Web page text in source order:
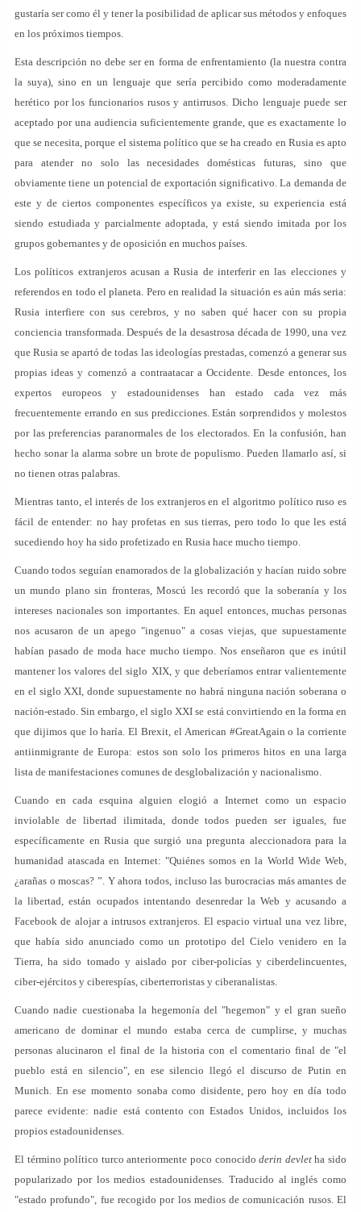
gustaría ser como él y tener la posibilidad de aplicar sus métodos y enfoques
en los próximos tiempos.
Esta descripción no debe ser en forma de enfrentamiento (la nuestra contra
la suya), sino en un lenguaje que sería percibido como moderadamente
herético por los funcionarios rusos y antirrusos. Dicho lenguaje puede ser
aceptado por una audiencia suficientemente grande, que es exactamente lo
que se necesita, porque el sistema político que se ha creado en Rusia es apto
para atender no solo las necesidades domésticas futuras, sino que
obviamente tiene un potencial de exportación significativo. La demanda de
este y de ciertos componentes específicos ya existe, su experiencia está
siendo estudiada y parcialmente adoptada, y está siendo imitada por los
grupos gobernantes y de oposición en muchos países.
Los políticos extranjeros acusan a Rusia de interferir en las elecciones y
referendos en todo el planeta. Pero en realidad la situación es aún más seria:
Rusia interfiere con sus cerebros, y no saben qué hacer con su propia
conciencia transformada. Después de la desastrosa década de 1990, una vez
que Rusia se apartó de todas las ideologías prestadas, comenzó a generar sus
propias ideas y comenzó a contraatacar a Occidente. Desde entonces, los
expertos europeos y estadounidenses han estado cada vez más
frecuentemente errando en sus predicciones. Están sorprendidos y molestos
por las preferencias paranormales de los electorados. En la confusión, han
hecho sonar la alarma sobre un brote de populismo. Pueden llamarlo así, si
no tienen otras palabras.
Mientras tanto, el interés de los extranjeros en el algoritmo político ruso es
fácil de entender: no hay profetas en sus tierras, pero todo lo que les está
sucediendo hoy ha sido profetizado en Rusia hace mucho tiempo.
Cuando todos seguían enamorados de la globalización y hacían ruido sobre
un mundo plano sin fronteras, Moscú les recordó que la soberanía y los
intereses nacionales son importantes. En aquel entonces, muchas personas
nos acusaron de un apego "ingenuo" a cosas viejas, que supuestamente
habían pasado de moda hace mucho tiempo. Nos enseñaron que es inútil
mantener los valores del siglo XIX, y que deberíamos entrar valientemente
en el siglo XXI, donde supuestamente no habrá ninguna nación soberana o
nación-estado. Sin embargo, el siglo XXI se está convirtiendo en la forma en
que dijimos que lo haría. El Brexit, el American #GreatAgain o la corriente
antiinmigrante de Europa: estos son solo los primeros hitos en una larga
lista de manifestaciones comunes de desglobalización y nacionalismo.
Cuando en cada esquina alguien elogió a Internet como un espacio
inviolable de libertad ilimitada, donde todos pueden ser iguales, fue
específicamente en Rusia que surgió una pregunta aleccionadora para la
humanidad atascada en Internet: "Quiénes somos en la World Wide Web,
¿arañas o moscas? ”. Y ahora todos, incluso las burocracias más amantes de
la libertad, están ocupados intentando desenredar la Web y acusando a
Facebook de alojar a intrusos extranjeros. El espacio virtual una vez libre,
que había sido anunciado como un prototipo del Cielo venidero en la
Tierra, ha sido tomado y aislado por ciber-policías y ciberdelincuentes,
ciber-ejércitos y ciberespías, ciberterroristas y ciberanalistas.
Cuando nadie cuestionaba la hegemonía del "hegemon" y el gran sueño
americano de dominar el mundo estaba cerca de cumplirse, y muchas
personas alucinaron el final de la historia con el comentario final de "el
pueblo está en silencio", en ese silencio llegó el discurso de Putin en
Munich. En ese momento sonaba como disidente, pero hoy en día todo
parece evidente: nadie está contento con Estados Unidos, incluidos los
propios estadounidenses.
El término político turco anteriormente poco conocidoderin devletha sido
popularizado por los medios estadounidenses. Traducido al inglés como
"estado profundo", fue recogido por los medios de comunicación rusos. El